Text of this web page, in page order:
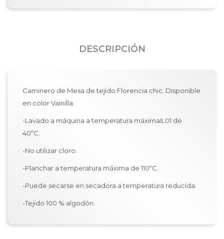
DESCRIPCIÓN
Caminero de Mesa de tejido Florencia chic. Disponible
en color Vainilla.
-Lavado a máquina a temperatura máximaIL01 de
40ºC.
-No utilizar cloro.
-Planchar a temperatura máxima de 110ºC.
-Puede secarse en secadora a temperatura reducida.
-Tejido 100 % algodón.